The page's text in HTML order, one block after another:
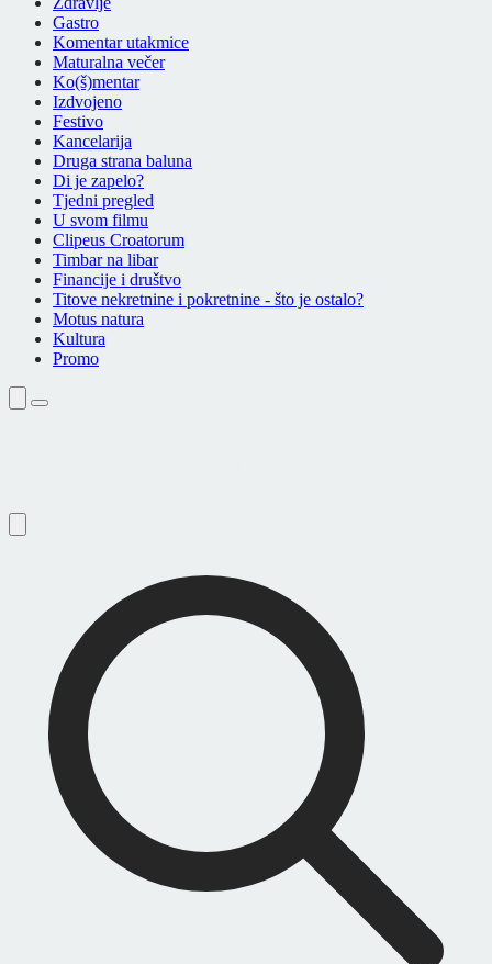
Gastro
Komentar utakmice
Maturalna večer
Ko(š)mentar
Izdvojeno
Festivo
Kancelarija
Druga strana baluna
Di je zapelo?
Tjedni pregled
U svom filmu
Clipeus Croatorum
Timbar na libar
Financije i društvo
Titove nekretnine i pokretnine - što je ostalo?
Motus natura
Kultura
Promo